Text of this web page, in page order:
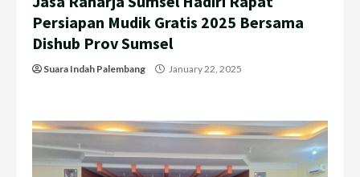
Persiapan Mudik Gratis 2025 Bersama
Dishub Prov Sumsel
Suara Indah Palembang January 22, 2025